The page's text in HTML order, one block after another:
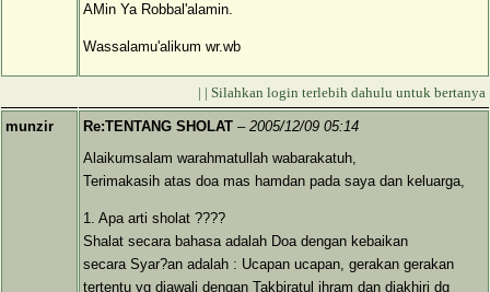
AMin Ya Robbal'alamin.
Wassalamu'alikum wr.wb
| | Silahkan login terlebih dahulu untuk bertanya
munzir Re:TENTANG SHOLAT – 2005/12/09 05:14
Alaikumsalam warahmatullah wabarakatuh,
Terimakasih atas doa mas hamdan pada saya dan keluarga,
1. Apa arti sholat ????
Shalat secara bahasa adalah Doa dengan kebaikan
secara Syar?an adalah : Ucapan ucapan, gerakan gerakan
tertentu yg diawali dengan Takbiratul ihram dan diakhiri dg